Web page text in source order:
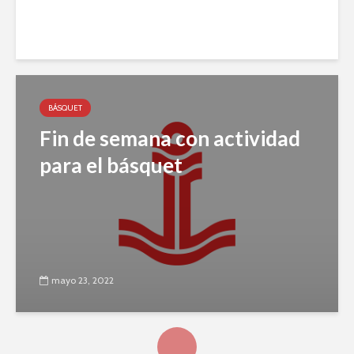
BÁSQUET
Fin de semana con actividad
para el básquet
mayo 23, 2022